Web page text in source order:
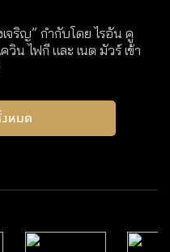
จริญ” กำกับโดย ไรอัน คู
วิน ไฟกี และ เนต มัวร์ เข้า
หมด